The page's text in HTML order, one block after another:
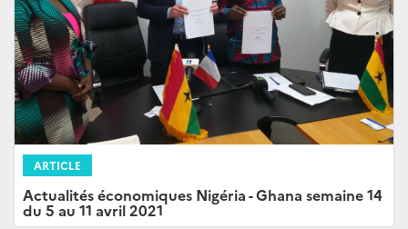
ARTICLE
Actualités économiques Nigéria - Ghana semaine 14
du 5 au 11 avril 2021